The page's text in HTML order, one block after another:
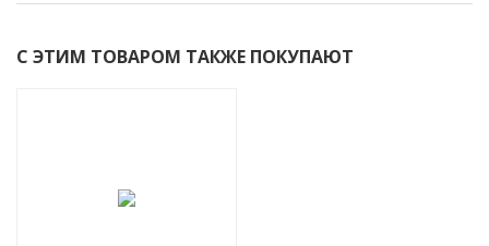
С ЭТИМ ТОВАРОМ ТАКЖЕ ПОКУПАЮТ